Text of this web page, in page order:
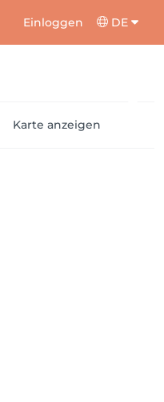
Einloggen DE
Karte anzeigen